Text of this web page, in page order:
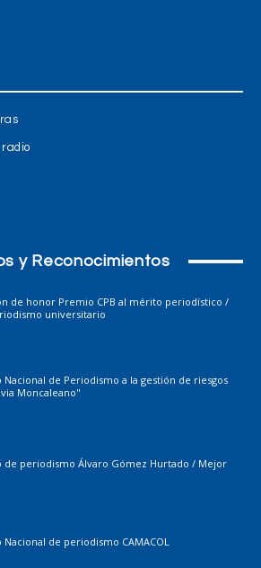
y Reconocimientos
de honor Premio CPB al mérito periodístico /
universitario
Nacional de Periodismo a la gestión de riesgos
Moncaleano"
de periodismo Álvaro Gómez Hurtado / Mejor
Nacional de periodismo CAMACOL